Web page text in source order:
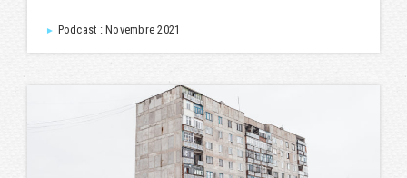
► Podcast : Novembre 2021